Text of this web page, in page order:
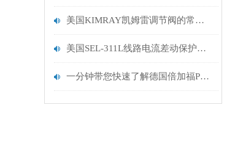
美国KIMRAY凯姆雷调节阀的常见故障及处理方法
美国SEL-311L线路电流差动保护使用说明
一分钟带您快速了解德国倍加福P+F开关传感器